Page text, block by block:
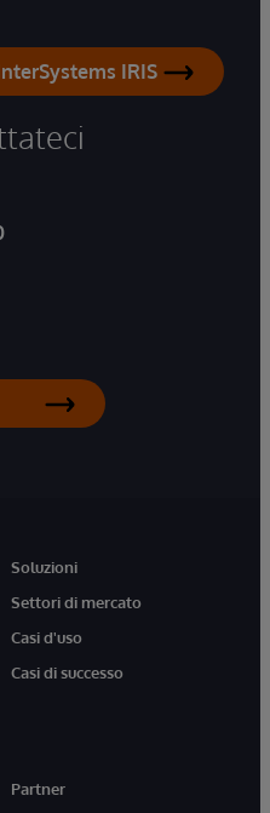
IRIS
Soluzioni
Settori di mercato
Casi d'uso
Casi di successo
Partner